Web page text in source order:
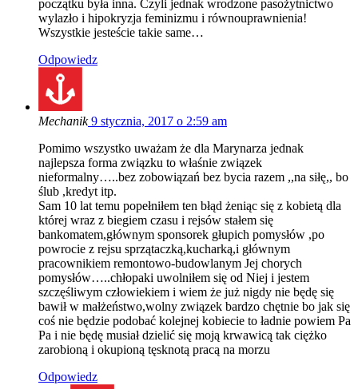
początku była inna. Czyli jednak wrodzone pasożytnictwo
wylazło i hipokryzja feminizmu i równouprawnienia!
Wszystkie jesteście takie same…
Odpowiedz
Mechanik9 stycznia, 2017 o 2:59 am
Pomimo wszystko uważam że dla Marynarza jednak
najlepsza forma związku to właśnie związek
nieformalny…..bez zobowiązań bez bycia razem ,,na siłę,, bo
ślub ,kredyt itp.
Sam 10 lat temu popełniłem ten błąd żeniąc się z kobietą dla
której wraz z biegiem czasu i rejsów stałem się
bankomatem,głównym sponsorek głupich pomysłów ,po
powrocie z rejsu sprzątaczką,kucharką,i głównym
pracownikiem remontowo-budowlanym Jej chorych
pomysłów…..chłopaki uwolniłem się od Niej i jestem
szczęśliwym człowiekiem i wiem że już nigdy nie będę się
bawił w małżeństwo,wolny związek bardzo chętnie bo jak się
coś nie będzie podobać kolejnej kobiecie to ładnie powiem Pa
Pa i nie będę musiał dzielić się moją krwawicą tak ciężko
zarobioną i okupioną tęsknotą pracą na morzu
Odpowiedz